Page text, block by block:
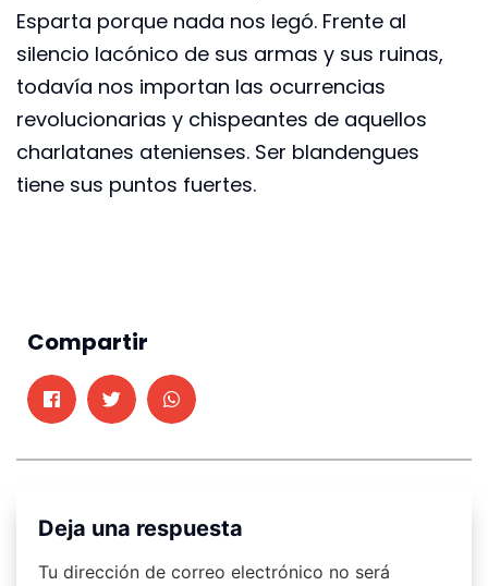
Esparta porque nada nos legó. Frente al
silencio lacónico de sus armas y sus ruinas,
todavía nos importan las ocurrencias
revolucionarias y chispeantes de aquellos
charlatanes atenienses. Ser blandengues
tiene sus puntos fuertes.
Compartir
Deja una respuesta
Tu dirección de correo electrónico no será